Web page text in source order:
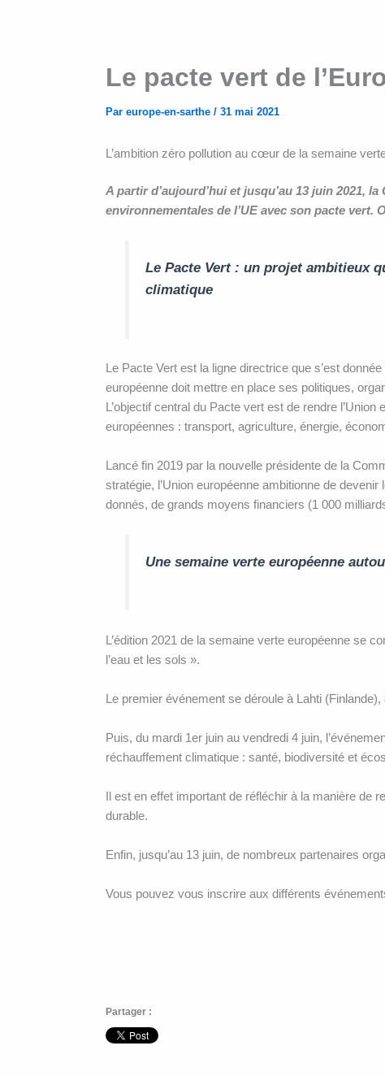
Le pacte vert de
Par europe-en-sarthe / 31 mai 2021
L’ambition zéro pollution au cœur de la semaine
A partir d’aujourd’hui et jusqu’au 13 juin 2021,
environnementales de l’UE avec son pacte vert.
Le Pacte Vert : un projet ambitieux
climatique
Le Pacte Vert est la ligne directrice que s’est
européenne doit mettre en place ses politiques,
L’objectif central du Pacte vert est de rendre
européennes : transport, agriculture, énergie,
Lancé fin 2019 par la nouvelle présidente de la
stratégie, l’Union européenne ambitionne de
donnés, de grands moyens financiers (1 000
Une semaine verte européenne
L’édition 2021 de la semaine verte européenne se
l’eau et les sols ».
Le premier événement se déroule à Lahti
Puis, du mardi 1er juin au vendredi 4 juin,
réchauffement climatique : santé, biodiversité et
Il est en effet important de réfléchir à la manière de
durable.
Enfin, jusqu’au 13 juin, de nombreux partenaires
Vous pouvez vous inscrire aux différents
Partager :